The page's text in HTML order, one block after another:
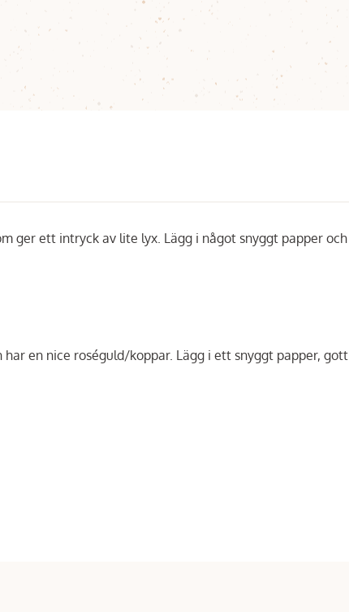
ger ett intryck av lite lyx. Lägg i något snyggt papper och
en nice roséguld/koppar. Lägg i ett snyggt papper, gott